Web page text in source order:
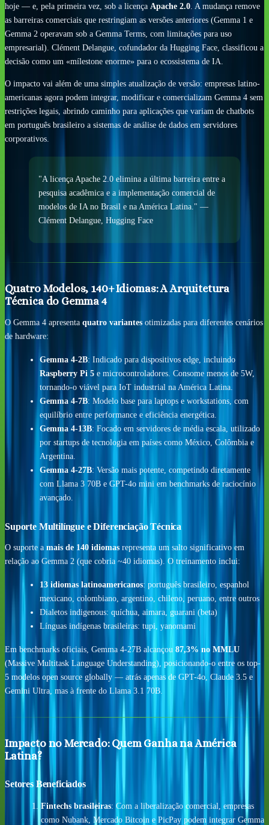
hoje — e, pela primeira vez, sob a licença Apache 2.0 . A mudança remove
as barreiras comerciais que restringiam as versões anteriores (Gemma 1 e
Gemma 2 operavam sob a Gemma Terms, com limitações para uso
empresarial). Clément Delangue, cofundador da Hugging Face, classificou a
decisão como um «mílestone enorme» para o ecossistema de IA.
O impacto vai além de uma simples atualização de versão: empresas latino-
americanas agora podem integrar, modificar e comercializam Gemma 4 sem
restrições legais, abrindo caminho para aplicações que variam de chatbots
em português brasileiro a sistemas de análise de dados em servidores
corporativos.
"A licença Apache 2.0 elimina a última barreira entre a
pesquisa acadêmica e a implementação comercial de
modelos de IA no Brasil e na América Latina." —
Clément Delangue, Hugging Face
Quatro Modelos, 140+ Idiomas: A Arquitetura
Técnica do Gemma 4
O Gemma 4 apresenta quatro variantes otimizadas para diferentes cenários
de hardware:
Gemma 4-2B: Indicado para dispositivos edge, incluindo
Raspberry Pi 5e microcontroladores. Consome menos de 5W,
tornando-o viável para IoT industrial na América Latina.
Gemma 4-7B: Modelo base para laptops e workstations, com
equilíbrio entre performance e eficiência energética.
Gemma 4-13B: Focado em servidores de média escala, utilizado
por startups de tecnologia em países como México, Colômbia e
Argentina.
Gemma 4-27B: Versão mais potente, competindo diretamente
com Llama 3 70B e GPT-4o mini em benchmarks de raciocínio
avançado.
Suporte Multilíngue e Diferenciação Técnica
O suporte a mais de 140 idiomas representa um salto significativo em
relação ao Gemma 2 (que cobria ~40 idiomas). O treinamento inclui:
13 idiomas latinoamericanos: português brasileiro, espanhol
mexicano, colombiano, argentino, chileno, peruano, entre outros
Dialetos indigenous: quíchua, aimara, guarani (beta)
Línguas indígenas brasileiras: tupi, yanomami
Em benchmarks oficiais, Gemma 4-27B alcançou 87,3% no MMLU
(Massive Multitask Language Understanding), posicionando-o entre os top-
5 modelos open source globally — atrás apenas de GPT-4o, Claude 3.5 e
Gemini Ultra, mas à frente do Llama 3.1 70B.
Impacto no Mercado: Quem Ganha na América
Latina?
Setores Beneficiados
Fintechs brasileiras: Com a liberalização comercial, empresas
como Nubank, Mercado Bitcoin e PicPay podem integrar Gemma